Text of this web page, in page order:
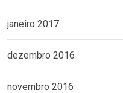
janeiro 2017
dezembro 2016
novembro 2016